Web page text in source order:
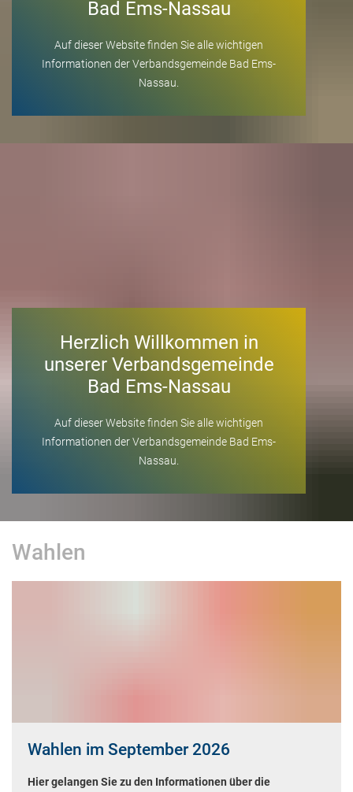
Bad Ems-Nassau
Auf dieser Website finden Sie alle wichtigen
Informationen der Verbandsgemeinde Bad Ems-
Nassau.
Herzlich Willkommen in
unserer Verbandsgemeinde
Bad Ems-Nassau
Auf dieser Website finden Sie alle wichtigen
Informationen der Verbandsgemeinde Bad Ems-
Nassau.
Verbandsgemeinde
Bad
Wahlen
Wahlen im September 2026
Hier gelangen Sie zu den Informationen über die